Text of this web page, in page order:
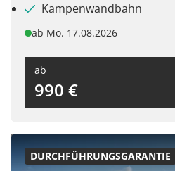
Kampenwandbahn
ab Mo. 17.08.2026
ab
990 €
DURCHFÜHRUNGSGARANTIE